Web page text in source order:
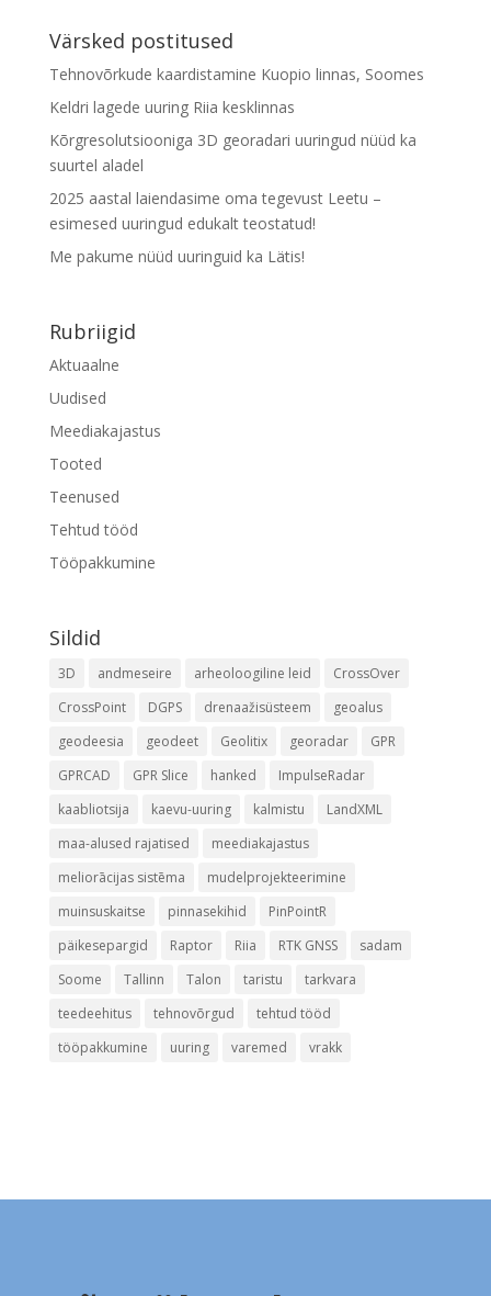
Värsked postitused
Tehnovõrkude kaardistamine Kuopio linnas, Soomes
Keldri lagede uuring Riia kesklinnas
Kõrgresolutsiooniga 3D georadari uuringud nüüd ka
suurtel aladel
2025 aastal laiendasime oma tegevust Leetu –
esimesed uuringud edukalt teostatud!
Me pakume nüüd uuringuid ka Lätis!
Rubriigid
Aktuaalne
Uudised
Meediakajastus
Tooted
Teenused
Tehtud tööd
Tööpakkumine
Sildid
3D andmeseire arheoloogiline leid
CrossOver
CrossPoint
DGPS drenaažisüsteem
geoalus
geodeesia
geodeet Geolitix georadar
GPR
GPRCAD
GPR Slice hanked
ImpulseRadar
kaabliotsija
kaevu-uuring kalmistu
LandXML
maa-alused rajatised
meediakajastus
meliorācijas sistēma
mudelprojekteerimine
muinsuskaitse
pinnasekihid
PinPointR
päikesepargid
Raptor Riia RTK GNSS
sadam
Soome
Tallinn Talon taristu
tarkvara
teedeehitus
tehnovõrgud
tehtud tööd
tööpakkumine
uuring varemed vrakk